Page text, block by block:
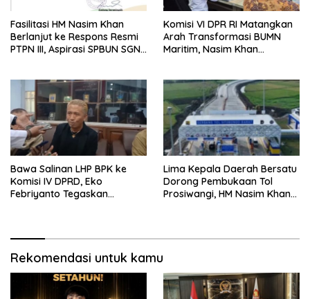
Fasilitasi HM Nasim Khan
Berlanjut ke Respons Resmi
PTPN III, Aspirasi SPBUN SGN
Direksi
Komisi VI DPR RI Matangkan
Arah Transformasi BUMN
Maritim, Nasim Khan
Bawa Salinan LHP BPK ke
Komisi IV DPRD, Eko
Febriyanto Tegaskan
Lima Kepala Daerah Bersatu
Dorong Pembukaan Tol
Prosiwangi, HM Nasim Khan
Rekomendasi untuk kamu